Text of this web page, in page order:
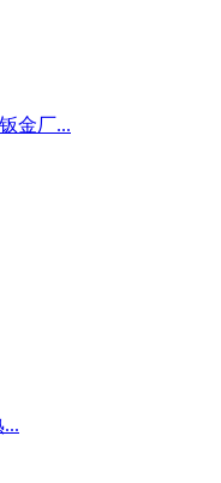
金厂...